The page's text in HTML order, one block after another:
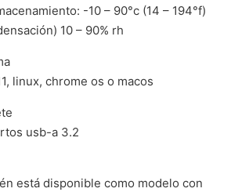
-10 – 90°c (14 – 194°f)
10 – 90% rh
linux, chrome os o macos
usb-a 3.2
está disponible como modelo con